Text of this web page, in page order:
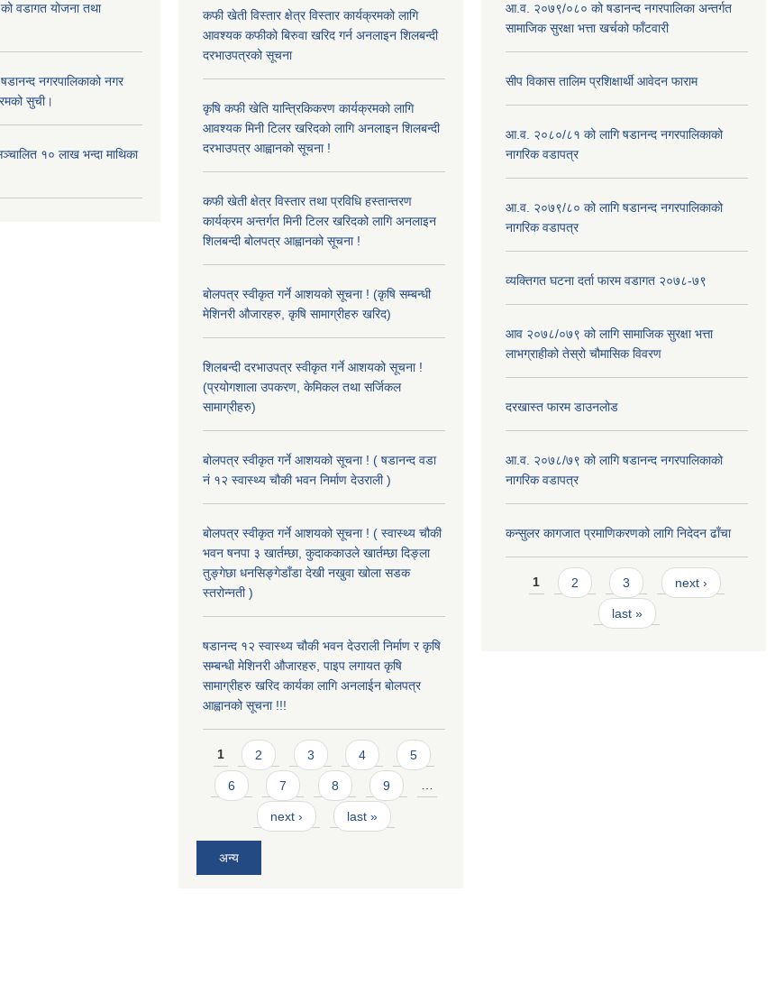
वडागत योजना तथा
नगरपालिकाको नगर
सुची।
१० लाख भन्दा माथिका
कफी खेती विस्तार क्षेत्र विस्तार कार्यक्रमको लागि
आवश्यक कफीको बिरुवा खरिद गर्न अनलाइन शिलबन्दी
दरभाउपत्रको सूचना
कृषि कफी खेति यान्त्रिकिकरण कार्यक्रमको लागि
आवश्यक मिनी टिलर खरिदको लागि अनलाइन शिलबन्दी
दरभाउपत्र आह्वानको सूचना !
कफी खेती क्षेत्र विस्तार तथा प्रविधि हस्तान्तरण
कार्यक्रम अन्तर्गत मिनी टिलर खरिदको लागि अनलाइन
शिलबन्दी बोलपत्र आह्वानको सूचना !
बोलपत्र स्वीकृत गर्ने आशयको सूचना ! (कृषि सम्बन्धी
मेशिनरी औजारहरु, कृषि सामाग्रीहरु खरिद)
शिलबन्दी दरभाउपत्र स्वीकृत गर्ने आशयको सूचना !
(प्रयोगशाला उपकरण, केमिकल तथा सर्जिकल
सामाग्रीहरु)
बोलपत्र स्वीकृत गर्ने आशयको सूचना ! ( षडानन्द वडा
नं १२ स्वास्थ्य चौकी भवन निर्माण देउराली )
बोलपत्र स्वीकृत गर्ने आशयको सूचना ! ( स्वास्थ्य चौकी
भवन षनपा ३ खार्तम्छा, कुदाककाउले खार्तम्छा दिङ्ला
तुङ्गेछा धनसिङ्गेडाँडा देखी नखुवा खोला सडक
स्तरोन्नती )
षडानन्द १२ स्वास्थ्य चौकी भवन देउराली निर्माण र कृषि
सम्बन्धी मेशिनरी औजारहरु, पाइप लगायत कृषि
सामाग्रीहरु खरिद कार्यका लागि अनलाईन बोलपत्र
आह्वानको सूचना !!!
Pages
1 2 3 4 5
6 7 8 9 …
next › last »
अन्य
आ.व. २०७९/०८० को षडानन्द नगरपालिका अन्तर्गत
सामाजिक सुरक्षा भत्ता खर्चको फाँटवारी
सीप विकास तालिम प्रशिक्षार्थी आवेदन फाराम
आ.व. २०८०/८१ को लागि षडानन्द नगरपालिकाको
नागरिक वडापत्र
आ.व. २०७९/८० को लागि षडानन्द नगरपालिकाको
नागरिक वडापत्र
व्यक्तिगत घटना दर्ता फारम वडागत २०७८-७९
आव २०७८/०७९ को लागि सामाजिक सुरक्षा भत्ता
लाभग्राहीको तेस्रो चौमासिक विवरण
दरखास्त फारम डाउनलोड
आ.व. २०७८/७९ को लागि षडानन्द नगरपालिकाको
नागरिक वडापत्र
कन्सुलर कागजात प्रमाणिकरणको लागि निदेदन ढाँचा
Pages
1 2 3 next ›
last »